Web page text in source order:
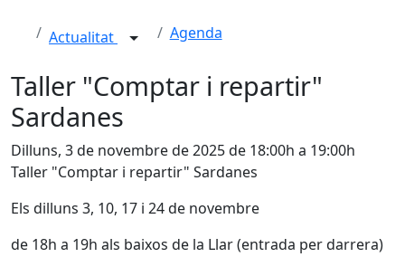
Actualitat Agenda
Taller "Comptar i repartir"
Sardanes
Dilluns, 3 de novembre de 2025 de 18:00h a 19:00h
Taller "Comptar i repartir" Sardanes
Els dilluns 3, 10, 17 i 24 de novembre
de 18h a 19h als baixos de la Llar (entrada per darrera)